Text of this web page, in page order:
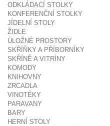
ODKLÁDACÍ STOLKY
KONFERENČNÍ STOLKY
JÍDELNÍ STOLY
ŽIDLE
ÚLOŽNÉ PROSTORY
SKŘÍŇKY A PŘÍBORNÍKY
SKŘÍNĚ A VITRÍNY
KOMODY
KNIHOVNY
ZRCADLA
VINOTÉKY
PARAVANY
BARY
HERNÍ STOLY